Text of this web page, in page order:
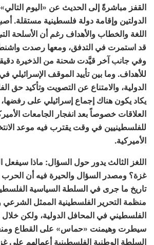
القفز مباشرةً إلى الحديث عن «اليوم
الدولتين وإقامة دولة فلسطينية مستقلة.
اللغة والخطاب والأهداف رغم أن الأسلحة
وفي جانب آخر قيَّدت شحنة من الذخيرة دقيقة
للأهداف. وما بين تأييد الموقف الإسرائيلي
الدولية، والامتناع عن التصويت وتأكيد حق
يكاد يكون هناك إجماع إسرائيلي على
العلاقات خصوصاً بعد انفجار الجامعات
للفلسطينيين في وقت يقترب فيه موعد
الأميركية.
اللغز الثالث يدور حول السؤال: ماذا
غزة؟ ومصدر السؤال والحيرة فيه أن الحرب
تاريخ ما جرى في السلطة السياسية
منظمة التحرير الفلسطينية الممثل
الفلسطيني في المحافل الدولية، ولكن خلال
سيطرت وهيمنت «حماس» على القطاع
السلطة الوطنية الفلسطينية أعمالهم على